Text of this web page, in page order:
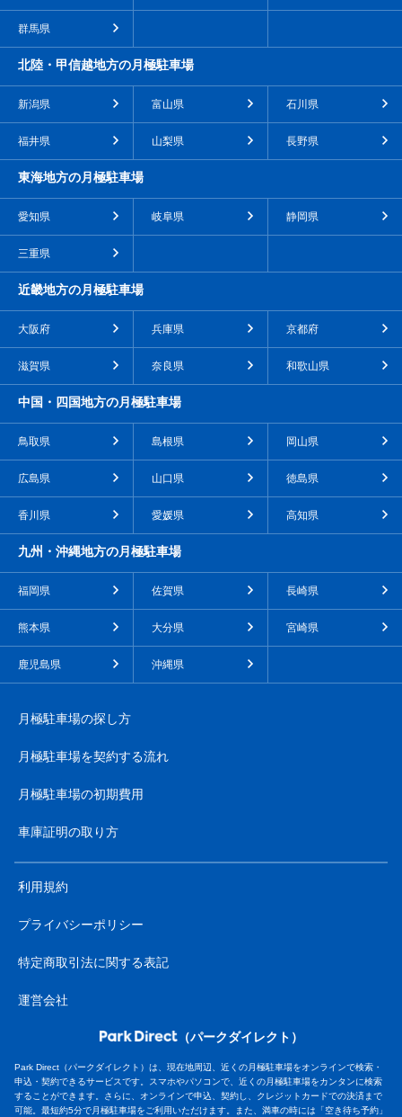
群馬県
北陸・甲信越地方の月極駐車場
新潟県 富山県 石川県
福井県 山梨県 長野県
東海地方の月極駐車場
愛知県 岐阜県 静岡県
三重県
近畿地方の月極駐車場
大阪府 兵庫県 京都府
滋賀県 奈良県 和歌山県
中国・四国地方の月極駐車場
鳥取県 島根県 岡山県
広島県 山口県 徳島県
香川県 愛媛県 高知県
九州・沖縄地方の月極駐車場
福岡県 佐賀県 長崎県
熊本県 大分県 宮崎県
鹿児島県 沖縄県
月極駐車場の探し方
月極駐車場を契約する流れ
月極駐車場の初期費用
車庫証明の取り方
利用規約
プライバシーポリシー
特定商取引法に関する表記
運営会社
（パークダイレクト）
Park Direct（パークダイレクト）は、現在地周辺、近くの月極駐車場をオンラインで検索・
申込・契約できるサービスです。スマホやパソコンで、近くの月極駐車場をカンタンに検索
することができます。さらに、オンラインで申込、契約し、クレジットカードでの決済まで
可能。最短約5分で月極駐車場をご利用いただけます。また、満車の時には「空き待ち予約」